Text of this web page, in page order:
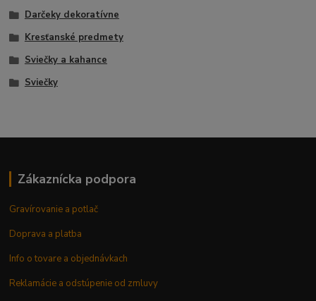
Darčeky dekoratívne
Kresťanské predmety
Sviečky a kahance
Sviečky
Zákaznícka podpora
Gravírovanie a potlač
Doprava a platba
Info o tovare a objednávkach
Reklamácie a odstúpenie od zmluvy